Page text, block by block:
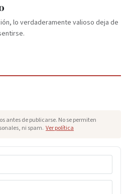
lo verdaderamente valioso deja de
antes de publicarse. No se permiten
ni spam. Ver política